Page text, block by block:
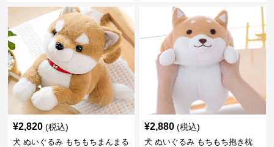
¥2,820 (税込)
犬 ぬいぐるみ もちもちまんまる
¥2,880 (税込)
犬 ぬいぐるみ もちもち抱き枕